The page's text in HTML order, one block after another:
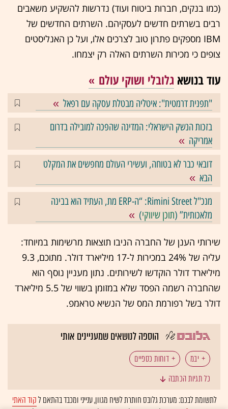
(כמו בנקים, חברות ביטוח ועוד) נדרשות להשקיע משאבים
רבים בשרתים חדשים לעסקיהם. השרתים החדשים של
IBM מספקים פתרון טוב לצרכים אלו, ועל כן האנליסטים
צופים כי מכירות השרתים האלה רק יצמחו.
עוד בנושא גלובלי ושוקי עולם
"תפנית דרמטית": איטליה מבטלת עסקה עם רפאל
בזכות הנשק הישראלי: המדינה שהפכה למובילה בדרום
אמריקה
דובאי כבר לא בטוחה, ועשירי העולם מחפשים את המקלט
הבא
מנכ"ל Rimini Street: “ה-ERP מת, העתיד הוא בבינה
מלאכותית” (תוכן שיווקי)
שירותי הענן של החברה הניבו תוצאות מרשימות במיוחד:
עליה של 24% במכירות ל-17 מיליארד דולר. מתוכם, 9.3
מיליארד דולר הוקדשו לשירותים. נתון מעניין נוסף הוא
שהחברה רשמה הפסד שלא במזומן בשווי של 5.5 מיליארד
דולר בשל רפורמת המס של הנשיא טראמפ.
הוספה לנושאים שמעניינים אותי
יבמ
דוחות כספיים
כל תגיות הכתבה
לתשומת לבכם: מערכת גלובס חותרת לשיח מגוון, ענייני ומכבד בהתאם לקוד האתי